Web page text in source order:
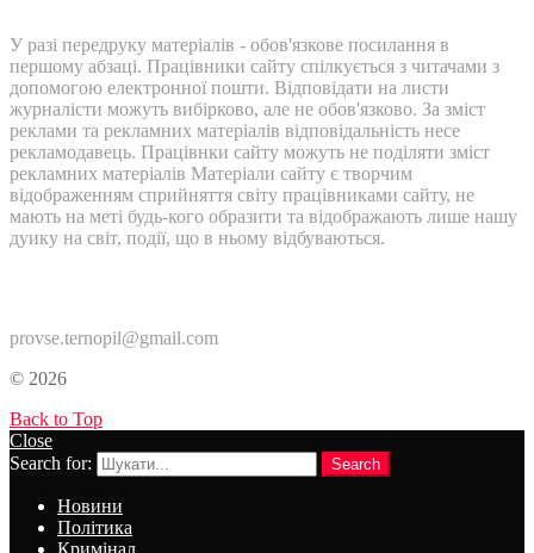
У разі передруку матеріалів - обов'язкове посилання в
першому абзаці. Працівники сайту спілкується з читачами з
допомогою електронної пошти. Відповідати на листи
журналісти можуть вибірково, але не обов'язково. За зміст
реклами та рекламних матеріалів відповідальність несе
рекламодавець. Працівнки сайту можуть не поділяти зміст
рекламних матеріалів Матеріали сайту є творчим
відображенням сприйняття світу працівниками сайту, не
мають на меті будь-кого образити та відображають лише нашу
дуику на світ, події, що в ньому відбуваються.
provse.ternopil@gmail.com
© 2026
Back to Top
Close
Search for:
Search
Новини
Політика